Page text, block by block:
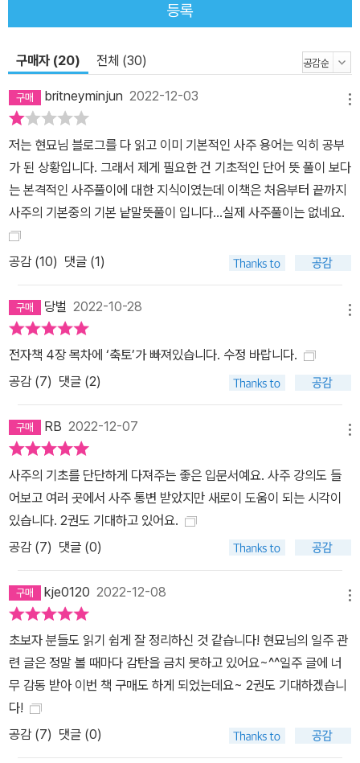
등록
구매자 (20) 전체 (30)
britneyminjun 2022-12-03
저는 현묘님 블로그를 다 읽고 이미 기본적인 사주 용어는 익히 공부
가 된 상황입니다. 그래서 제게 필요한 건 기초적인 단어 뜻 풀이 보다
는 본격적인 사주풀이에 대한 지식이였는데 이책은 처음부터 끝까지
사주의 기본중의 기본 낱말뜻풀이 입니다...실제 사주풀이는 없네요.
공감 (10) 댓글 (1)
당벌 2022-10-28
전자책 4장 목차에 ‘축토’가 빠져있습니다. 수정 바랍니다.
공감 (7) 댓글 (2)
RB 2022-12-07
사주의 기초를 단단하게 다져주는 좋은 입문서예요. 사주 강의도 들
어보고 여러 곳에서 사주 통변 받았지만 새로이 도움이 되는 시각이
있습니다. 2권도 기대하고 있어요.
공감 (7) 댓글 (0)
kje0120 2022-12-08
초보자 분들도 읽기 쉽게 잘 정리하신 것 같습니다! 현묘님의 일주 관
련 글은 정말 볼 때마다 감탄을 금치 못하고 있어요~^^일주 글에 너
무 감동 받아 이번 책 구매도 하게 되었는데요~ 2권도 기대하겠습니
다!
공감 (7) 댓글 (0)